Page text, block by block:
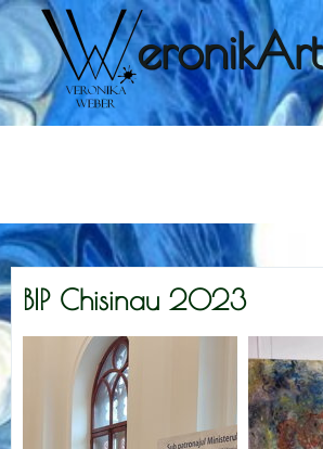
eronikArt
BIP Chisinau 2023